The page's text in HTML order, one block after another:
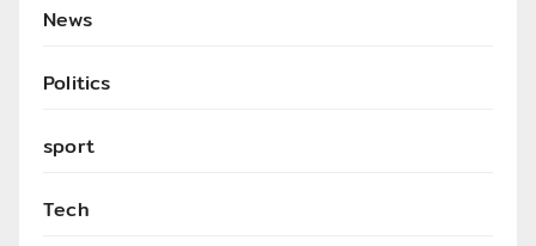
News
Politics
sport
Tech